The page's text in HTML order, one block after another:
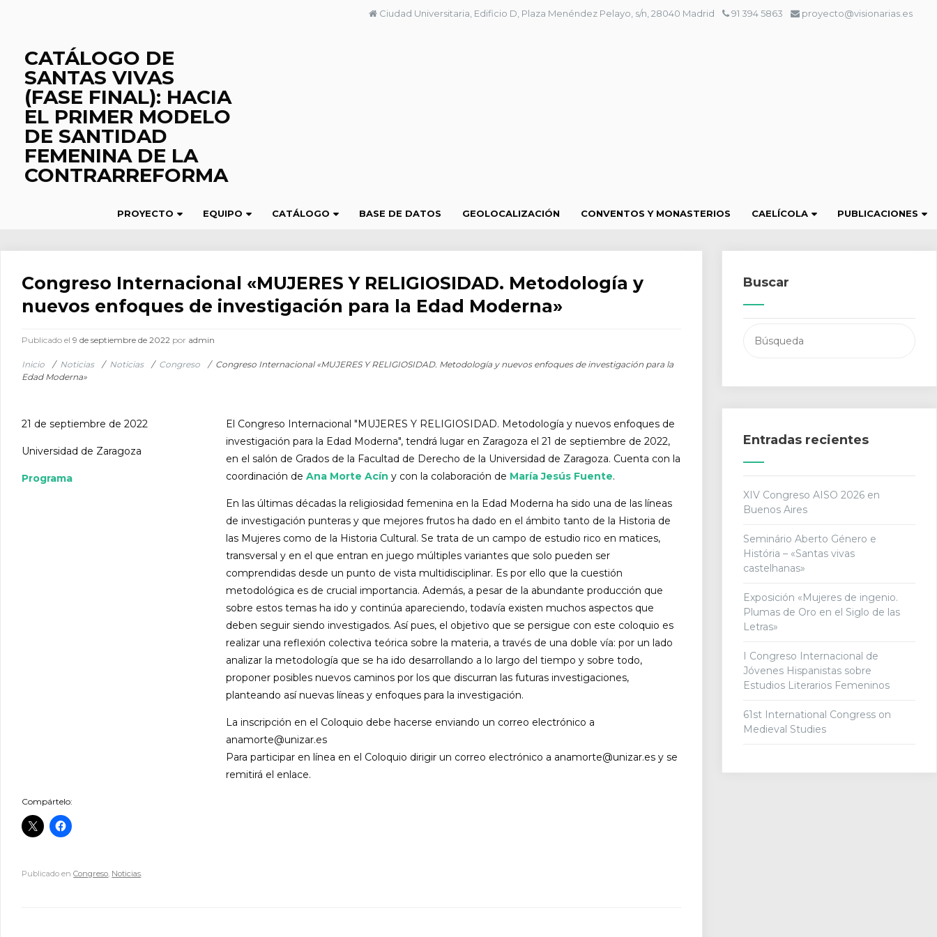
Ciudad Universitaria, Edificio D, Plaza Menéndez Pelayo, s/n, 28040 Madrid 91 394 5863 proyecto@visionarias.es
CATÁLOGO DE
SANTAS VIVAS
(FASE FINAL): HACIA
EL PRIMER MODELO
DE SANTIDAD
FEMENINA DE LA
CONTRARREFORMA
PROYECTO EQUIPO CATÁLOGO BASE DE DATOS GEOLOCALIZACIÓN CONVENTOS Y MONASTERIOS CAELÍCOLA PUBLICACIONES
Congreso Internacional «MUJERES Y RELIGIOSIDAD. Metodología y
nuevos enfoques de investigación para la Edad Moderna»
Publicado el9 de septiembre de 2022 por admin
Inicio / Noticias / Noticias / Congreso / Congreso Internacional «MUJERES Y RELIGIOSIDAD. Metodología y nuevos enfoques de investigación para la
Edad Moderna»
21 de septiembre de 2022
Universidad de Zaragoza
Programa
El Congreso Internacional "MUJERES Y RELIGIOSIDAD. Metodología y nuevos enfoques de
investigación para la Edad Moderna", tendrá lugar en Zaragoza el 21 de septiembre de 2022,
en el salón de Grados de la Facultad de Derecho de la Universidad de Zaragoza. Cuenta con la
coordinación de Ana Morte Acín y con la colaboración de María Jesús Fuente.
En las últimas décadas la religiosidad femenina en la Edad Moderna ha sido una de las líneas
de investigación punteras y que mejores frutos ha dado en el ámbito tanto de la Historia de
las Mujeres como de la Historia Cultural. Se trata de un campo de estudio rico en matices,
transversal y en el que entran en juego múltiples variantes que solo pueden ser
comprendidas desde un punto de vista multidisciplinar. Es por ello que la cuestión
metodológica es de crucial importancia. Además, a pesar de la abundante producción que
sobre estos temas ha ido y continúa apareciendo, todavía existen muchos aspectos que
deben seguir siendo investigados. Así pues, el objetivo que se persigue con este coloquio es
realizar una reflexión colectiva teórica sobre la materia, a través de una doble vía: por un lado
analizar la metodología que se ha ido desarrollando a lo largo del tiempo y sobre todo,
proponer posibles nuevos caminos por los que discurran las futuras investigaciones,
planteando así nuevas líneas y enfoques para la investigación.
La inscripción en el Coloquio debe hacerse enviando un correo electrónico a
anamorte@unizar.es
Para participar en línea en el Coloquio dirigir un correo electrónico a anamorte@unizar.es y se
remitirá el enlace.
Compártelo:
Publicado enCongreso, Noticias.
Buscar
Entradas recientes
XIV Congreso AISO 2026 en
Buenos Aires
Seminário Aberto Género e
História – «Santas vivas
castelhanas»
Exposición «Mujeres de ingenio.
Plumas de Oro en el Siglo de las
Letras»
I Congreso Internacional de
Jóvenes Hispanistas sobre
Estudios Literarios Femeninos
61st International Congress on
Medieval Studies